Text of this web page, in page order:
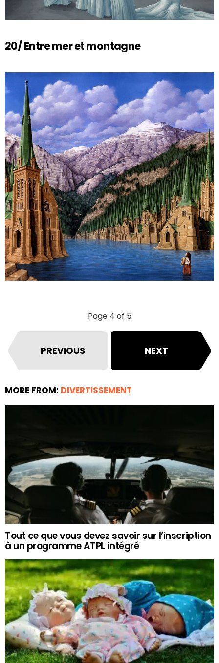
20/ Entre mer et montagne
Page 4 of 5
PREVIOUS NEXT
MORE FROM: DIVERTISSEMENT
Tout ce que vous devez savoir sur l’inscription
à un programme ATPL intégré